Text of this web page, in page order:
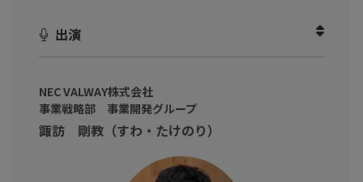
その原因は、社内ナレッジの7割を占める「暗黙知」の存在を無視
した、点の業務改善に留まっているからかもしれません。
「全社レベルのオペレーション最適化」こそが、ビジネスインパ
クトを生む鍵となります。
推進してきた 諏訪 剛教 氏（NEC VALWAY株式会社 事業戦略部 事
出演
NEC VALWAY株式会社
事業戦略部 事業開発グループ
諏訪 剛教（すわ・たけのり）